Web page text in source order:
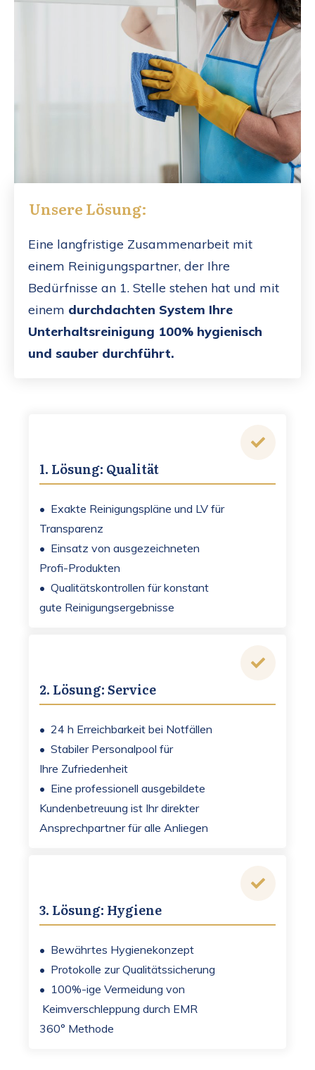
Unsere Lösung:
Eine langfristige Zusammenarbeit mit
einem Reinigungspartner, der Ihre
Bedürfnisse an 1. Stelle stehen hat und mit
einem durchdachten System Ihre
Unterhaltsreinigung 100% hygienisch
und sauber durchführt.
1. Lösung: Qualität
• Exakte Reinigungspläne und LV für
Transparenz
• Einsatz von ausgezeichneten
Profi-Produkten
• Qualitätskontrollen für konstant
gute Reinigungsergebnisse
2. Lösung: Service
• 24 h Erreichbarkeit bei Notfällen
• Stabiler Personalpool für
Ihre Zufriedenheit
• Eine professionell ausgebildete
Kundenbetreuung ist Ihr direkter
Ansprechpartner für alle Anliegen
3. Lösung: Hygiene
• Bewährtes Hygienekonzept
• Protokolle zur Qualitätssicherung
• 100%-ige Vermeidung von
Keimverschleppung durch EMR
360° Methode